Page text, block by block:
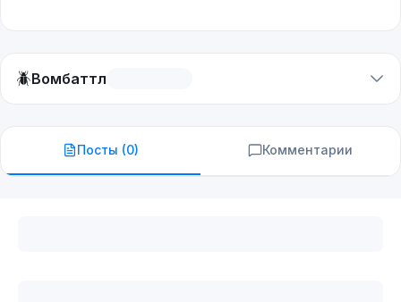
🪲Вомбаттл
Посты (0) Комментарии